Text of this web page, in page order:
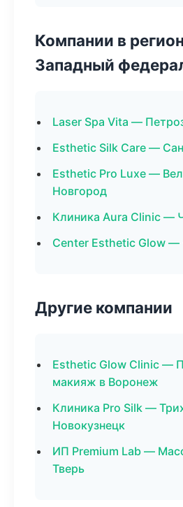
Компании в
Западный
Laser Spa Vita —
Esthetic Silk Care —
Esthetic Pro Luxe —
Новгород
Клиника Aura Clinic —
Center Esthetic Glow —
Другие компании
Esthetic Glow Clinic —
макияж в Воронеж
Клиника Pro Silk —
Новокузнецк
ИП Premium Lab —
Тверь